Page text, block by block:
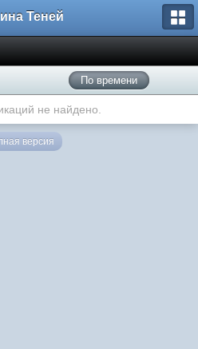
Теней
По времени
не найдено.
версия